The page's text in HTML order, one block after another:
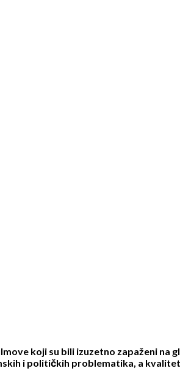
koji su bili izuzetno zapaženi na
i političkih problematika, a